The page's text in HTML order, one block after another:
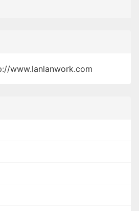
www.lanlanwork.com